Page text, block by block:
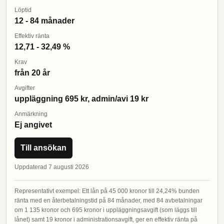
Löptid
12 - 84 månader
Effektiv ränta
12,71 - 32,49 %
Krav
från 20 år
Avgifter
uppläggning 695 kr, admin/avi 19 kr
Anmärkning
Ej angivet
Till ansökan
Uppdaterad 7 augusti 2026
Representativt exempel: Ett lån på 45 000 kronor till 24,24% bunden
ränta med en återbetalningstid på 84 månader, med 84 avbetalningar
om 1 135 kronor och 695 kronor i uppläggningsavgift (som läggs till
lånet) samt 19 kronor i administrationsavgift, ger en effektiv ränta på